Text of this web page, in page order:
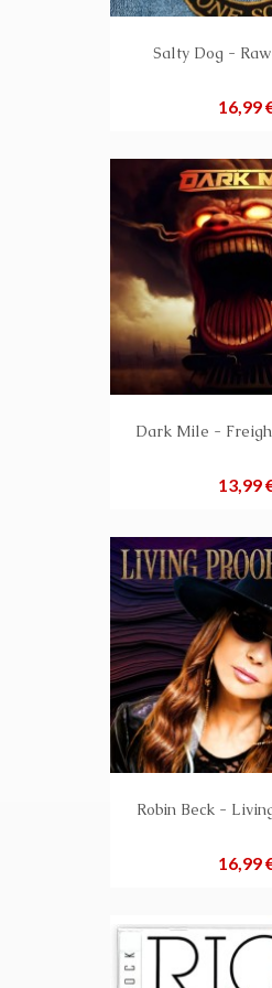
Salty Dog -
Preis
16,99
Dark Mile -
Preis
13,99
Robin Beck -
Preis
16,99